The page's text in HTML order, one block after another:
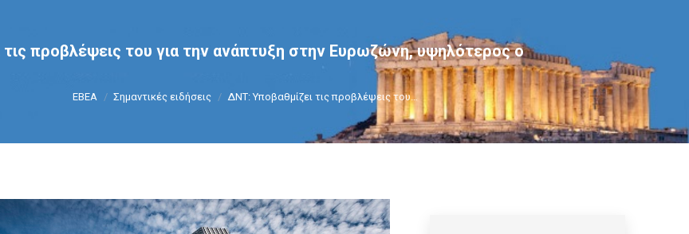
προβλέψεις του για την ανάπτυξη στην Ευρωζώνη, υψηλότερος ο
You are here:
ΕΒΕΑ Σημαντικές ειδήσεις ΔΝΤ: Υποβαθμίζει τις προβλέψεις του…